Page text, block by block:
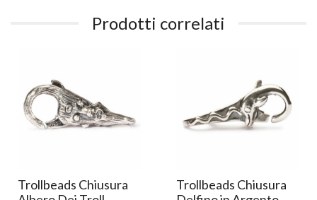
Prodotti correlati
Trollbeads Chiusura
Trollbeads Chiusura